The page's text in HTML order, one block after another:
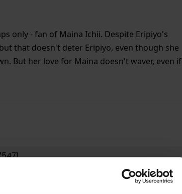
only - fan of Maina Ichii. Despite Eripiyo's
that doesn't deter Eripiyo, even though she
But her love for Maina doesn't waver, even if